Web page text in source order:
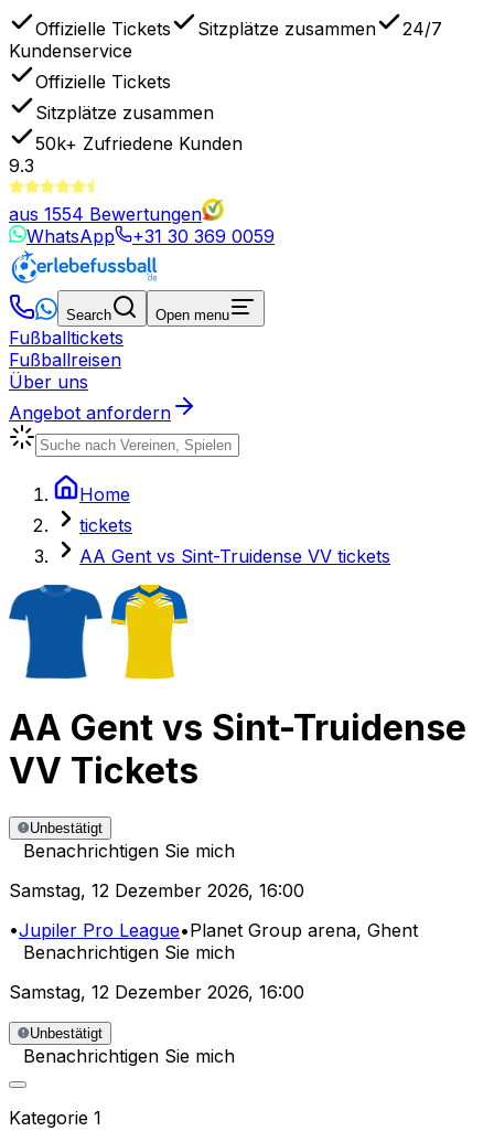
Offizielle Tickets Sitzplätze zusammen
24/7
Kundenservice
Offizielle Tickets
Sitzplätze zusammen
50k+ Zufriedene Kunden
9.3
aus 1554 Bewertungen
WhatsApp
+31 30 369 0059
Search Open menu
Fußballtickets
Fußballreisen
Über uns
Angebot anfordern
Home
tickets
AA Gent vs Sint-Truidense VV tickets
AA Gent vs Sint-Truidense
VV Tickets
Unbestätigt
Benachrichtigen Sie mich
Samstag, 12 Dezember 2026, 16:00
•Jupiler Pro League•Planet Group arena, Ghent
Benachrichtigen Sie mich
Samstag, 12 Dezember 2026, 16:00
Unbestätigt
Benachrichtigen Sie mich
Kategorie 1